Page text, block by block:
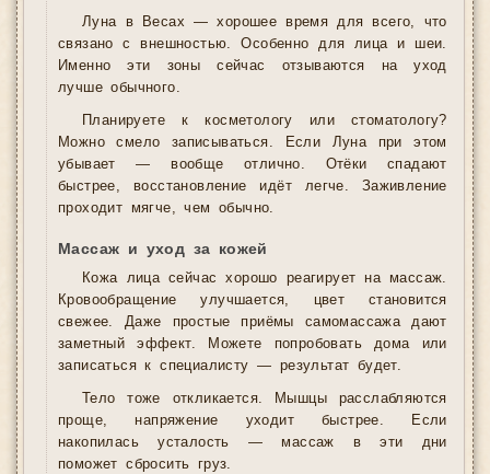
Луна в Весах — хорошее время для всего, что
связано с внешностью. Особенно для лица и шеи.
Именно эти зоны сейчас отзываются на уход
лучше обычного.
Планируете к косметологу или стоматологу?
Можно смело записываться. Если Луна при этом
убывает — вообще отлично. Отёки спадают
быстрее, восстановление идёт легче. Заживление
проходит мягче, чем обычно.
Массаж и уход за кожей
Кожа лица сейчас хорошо реагирует на массаж.
Кровообращение улучшается, цвет становится
свежее. Даже простые приёмы самомассажа дают
заметный эффект. Можете попробовать дома или
записаться к специалисту — результат будет.
Тело тоже откликается. Мышцы расслабляются
проще, напряжение уходит быстрее. Если
накопилась усталость — массаж в эти дни
поможет сбросить груз.